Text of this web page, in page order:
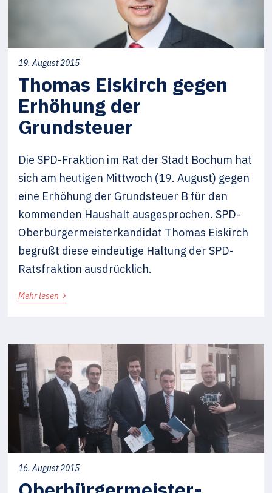
19. August 2015
Thomas Eiskirch gegen
Erhöhung der
Grundsteuer
Die SPD-Fraktion im Rat der Stadt Bochum hat
sich am heutigen Mittwoch (19. August) gegen
eine Erhöhung der Grundsteuer B für den
kommenden Haushalt ausgesprochen. SPD-
Oberbürgermeisterkandidat Thomas Eiskirch
begrüßt diese eindeutige Haltung der SPD-
Ratsfraktion ausdrücklich.
Mehr lesen ›
16. August 2015